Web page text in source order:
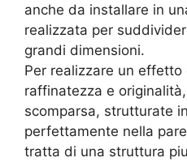
anche da installare in
realizzata per
grandi dimensioni.
Per realizzare un
raffinatezza e
scomparsa, strutturate
perfettamente nella
tratta di una struttura